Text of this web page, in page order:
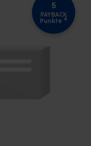
5
PAYBACK
Punkte 4